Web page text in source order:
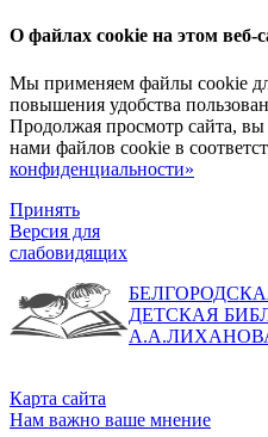
О файлах cookie на этом веб-
Мы применяем файлы cookie
повышения удобства
Продолжая просмотр сайта,
нами файлов cookie в
конфиденциальности»
Принять
Версия для
слабовидящих
ДЕТСКАЯ
Карта сайта
Нам важно ваше мнение